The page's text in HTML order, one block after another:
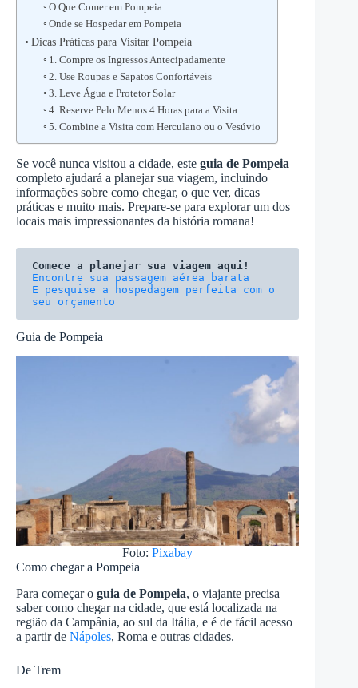
O Que Comer em Pompeia
Onde se Hospedar em Pompeia
Dicas Práticas para Visitar Pompeia
1. Compre os Ingressos Antecipadamente
2. Use Roupas e Sapatos Confortáveis
3. Leve Água e Protetor Solar
4. Reserve Pelo Menos 4 Horas para a Visita
5. Combine a Visita com Herculano ou o Vesúvio
Se você nunca visitou a cidade, este guia de Pompeia
completo ajudará a planejar sua viagem, incluindo
informações sobre como chegar, o que ver, dicas
práticas e muito mais. Prepare-se para explorar um dos
locais mais impressionantes da história romana!
Comece a planejar sua viagem aqui!
E pesquise a hospedagem perfeita com o
seu orçamento
Guia de Pompeia
Foto:Pixabay
Como chegar a Pompeia
Para começar o guia de Pompeia, o viajante precisa
saber como chegar na cidade, que está localizada na
região da Campânia, ao sul da Itália, e é de fácil acesso
a partir de Nápoles, Roma e outras cidades.
De Trem